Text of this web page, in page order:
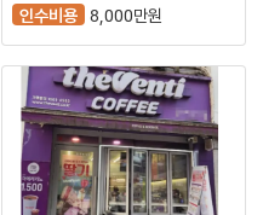
인수비용 8,000만원